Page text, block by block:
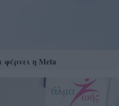
φέρνει η Meta